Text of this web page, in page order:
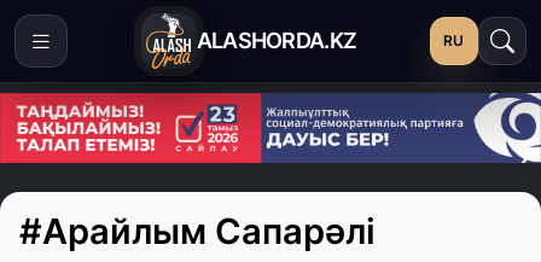
ALASHORDA.KZ RU
#Арайлым Сапарәлі